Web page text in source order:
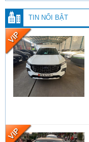
TIN NỔI BẬT